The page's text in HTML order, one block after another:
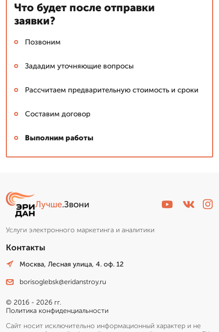
Что будет после отправки
заявки?
Позвоним
Зададим уточняющие вопросы
Рассчитаем предварительную стоимость и сроки
Составим договор
Выполним работы
Лучше.Звони
Услуги электронного маркетинга и аналитики
Контакты
Москва, Лесная улица, 4. оф. 12
borisoglebsk@eridanstroy.ru
© 2016 - 2026 гг.
Политика конфиденциальности
Сайт носит исключительно информационный характер и не